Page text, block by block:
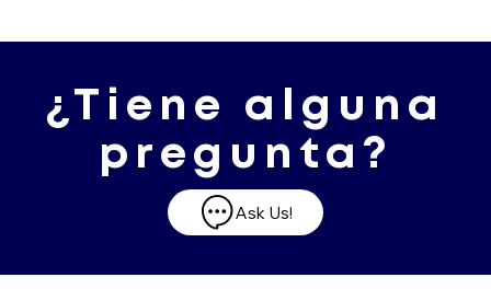
¿Tiene alguna
pregunta?
Ask Us!